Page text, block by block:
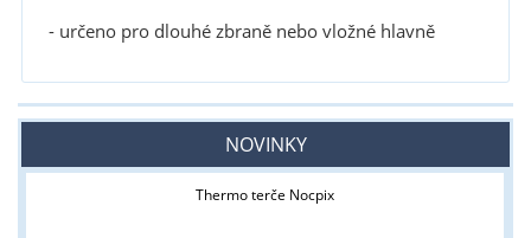
- určeno pro dlouhé zbraně nebo vložné hlavně
NOVINKY
Thermo terče Nocpix